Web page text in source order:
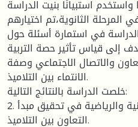
استبيانًا بنيت الدراسة
120 تلميذًا في المرحلة الثانوية،تم اختيارهم
في استمارة أسئلة حول
إلى قياس تأثير حصة التربية
والاتصال الاجتماعي وصفة
الانتماء بين التلاميذ.
خلصت الدراسة بالنتائج التالية:
2. تساهم حصة التربية البدنية والرياضية في تحقيق مبدأ
التعاون بين التلاميذ.